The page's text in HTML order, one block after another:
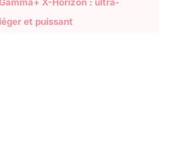
léger et puissant